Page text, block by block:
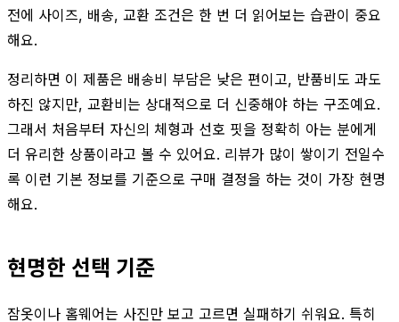
전에 사이즈, 배송, 교환 조건은 한 번 더 읽어보는 습관이 중요
해요.
정리하면 이 제품은 배송비 부담은 낮은 편이고, 반품비도 과도
하진 않지만, 교환비는 상대적으로 더 신중해야 하는 구조예요.
그래서 처음부터 자신의 체형과 선호 핏을 정확히 아는 분에게
더 유리한 상품이라고 볼 수 있어요. 리뷰가 많이 쌓이기 전일수
록 이런 기본 정보를 기준으로 구매 결정을 하는 것이 가장 현명
해요.
현명한 선택 기준
잠옷이나 홈웨어는 사진만 보고 고르면 실패하기 쉬워요. 특히